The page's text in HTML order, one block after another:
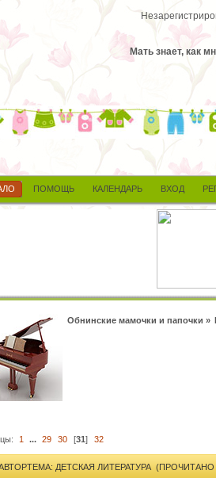
Мать знает, как
ПОМОЩЬ КАЛЕНДАРЬ ВХОД
Обнинские мамочки и папочки »
1 ... 29 30 [31] 32
ТЕМА: ДЕТСКАЯ ЛИТЕРАТУРА (ПРОЧИТАНО